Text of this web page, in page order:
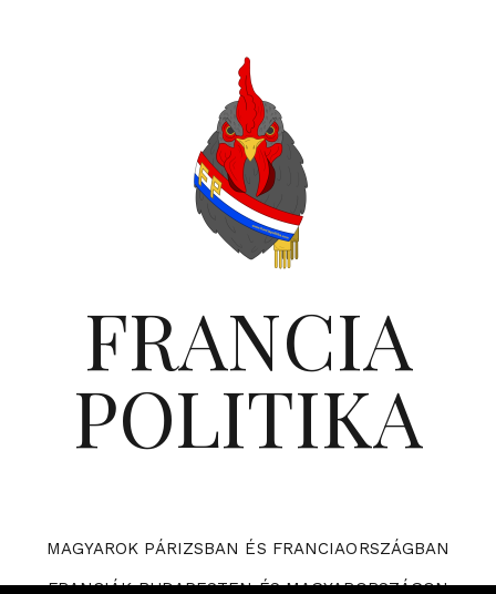
FRANCIA
POLITIKA
MAGYAROK PÁRIZSBAN ÉS FRANCIAORSZÁGBAN
FRANCIÁK BUDAPESTEN ÉS MAGYARORSZÁGON